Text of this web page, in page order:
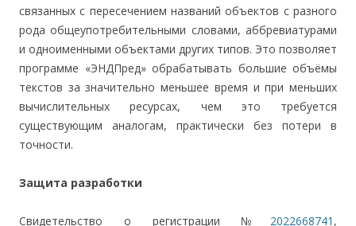
связанных с пересечением названий объектов с разного
рода общеупотребительными словами, аббревиатурами
и одноименными объектами других типов. Это позволяет
программе «ЭНДПред» обрабатывать большие объёмы
текстов за значительно меньшее время и при меньших
вычислительных ресурсах, чем это требуется
существующим аналогам, практически без потери в
точности.
Защита разработки
Свидетельство о регистрации № 2022668741 ,